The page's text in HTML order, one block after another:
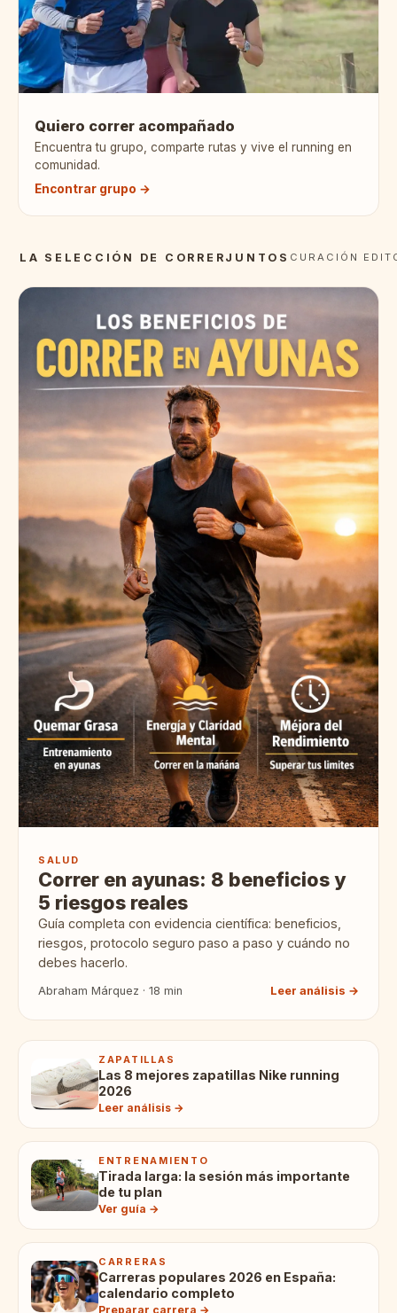
Quiero correr acompañado
Encuentra tu grupo, comparte rutas y vive el running en
comunidad.
Encontrar grupo →
LA SELECCIÓN DE CORRERJUNTOS CURACIÓN
SALUD
Correr en ayunas: 8 beneficios y
5 riesgos reales
Guía completa con evidencia científica: beneficios,
riesgos, protocolo seguro paso a paso y cuándo no
debes hacerlo.
Abraham Márquez · 18 min Leer análisis →
ZAPATILLAS
Las 8 mejores zapatillas Nike running
2026
Leer análisis →
ENTRENAMIENTO
Tirada larga: la sesión más importante
de tu plan
Ver guía →
CARRERAS
Carreras populares 2026 en España:
calendario completo
Preparar carrera →